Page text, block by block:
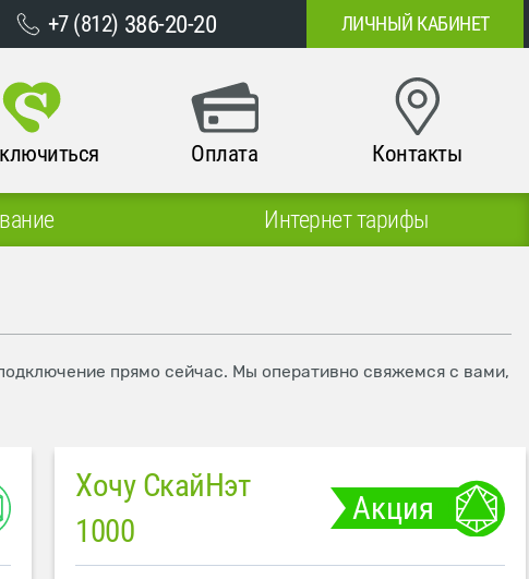
+7 (812) 386-20-20 ЛИЧНЫЙ КАБИНЕТ
Оплата Контакты
Интернет тарифы
прямо сейчас. Мы оперативно свяжемся с вами,
Хочу СкайНэт
1000
Акция